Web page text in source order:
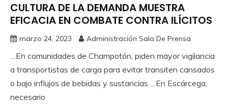
CULTURA DE LA DEMANDA MUESTRA
EFICACIA EN COMBATE CONTRA ILÍCITOS
marzo 24, 2023 Administración Sala De Prensa
…En comunidades de Champotón, piden mayor vigilancia
a transportistas de carga para evitar transiten cansados
o bajo influjos de bebidas y sustancias …En Escárcega,
necesario